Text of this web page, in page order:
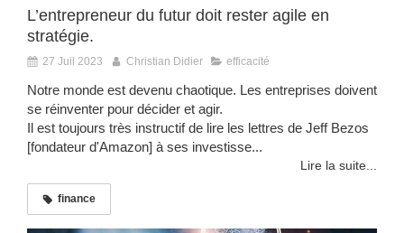
L’entrepreneur du futur doit rester agile en
stratégie.
27 Juil 2023 Christian Didier efficacité
Notre monde est devenu chaotique. Les entreprises doivent
se réinventer pour décider et agir.
Il est toujours très instructif de lire les lettres de Jeff Bezos
[fondateur d'Amazon] à ses investisse...
Lire la suite...
finance